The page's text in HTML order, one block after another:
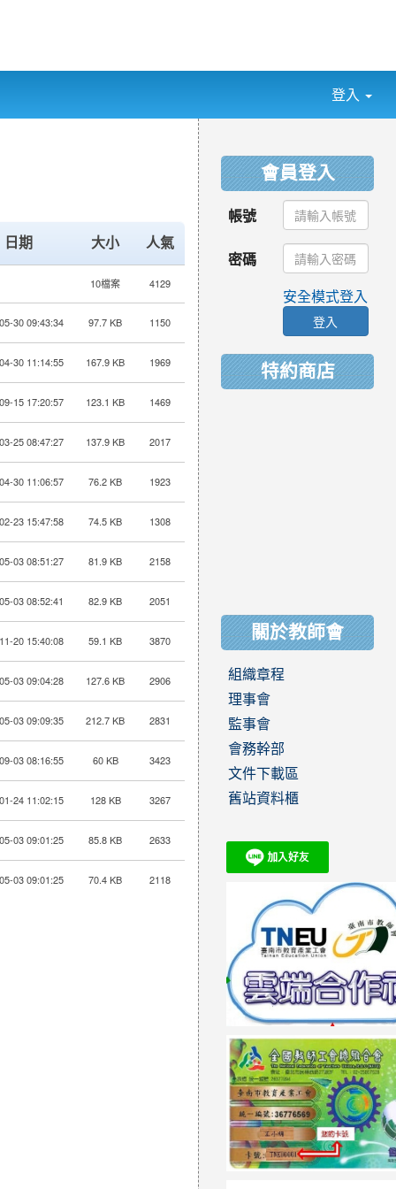
登入
日期 大小 人氣
10檔案 4129
30 09:43:34 97.7 KB 1150
30 11:14:55 167.9 KB 1969
15 17:20:57 123.1 KB 1469
25 08:47:27 137.9 KB 2017
30 11:06:57 76.2 KB 1923
23 15:47:58 74.5 KB 1308
03 08:51:27 81.9 KB 2158
03 08:52:41 82.9 KB 2051
20 15:40:08 59.1 KB 3870
03 09:04:28 127.6 KB 2906
03 09:09:35 212.7 KB 2831
03 08:16:55 60 KB 3423
24 11:02:15 128 KB 3267
03 09:01:25 85.8 KB 2633
03 09:01:25 70.4 KB 2118
會員登入
帳號
密碼
安全模式登入
登入
特約商店
關於教師會
組織章程
理事會
監事會
會務幹部
文件下載區
舊站資料櫃